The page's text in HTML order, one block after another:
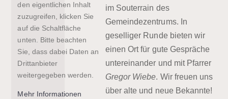
im Souterrain des
Gemeindezentrums. In
geselliger Runde bieten wir
einen Ort für gute Gespräche
untereinander und mit Pfarrer
Gregor Wiebe. Wir freuen uns
über alte und neue Bekannte!
den eigentlichen Inhalt
zuzugreifen, klicken Sie
auf die Schaltfläche
unten. Bitte beachten
Sie, dass dabei Daten an
Drittanbieter
weitergegeben werden.
Mehr Informationen